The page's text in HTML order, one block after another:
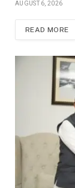
AUGUST 6, 2026
READ MORE